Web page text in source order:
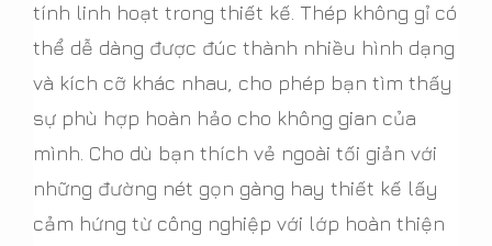
tính linh hoạt trong thiết kế. Thép không gỉ có
thể dễ dàng được đúc thành nhiều hình dạng
và kích cỡ khác nhau, cho phép bạn tìm thấy
sự phù hợp hoàn hảo cho không gian của
mình. Cho dù bạn thích vẻ ngoài tối giản với
những đường nét gọn gàng hay thiết kế lấy
cảm hứng từ công nghiệp với lớp hoàn thiện